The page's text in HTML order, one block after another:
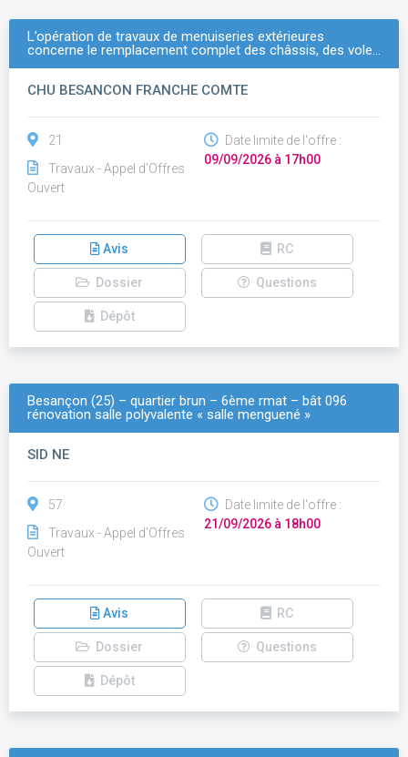
L’opération de travaux de menuiseries extérieures
concerne le remplacement complet des châssis, des vole…
CHU BESANCON FRANCHE COMTE
21
Travaux - Appel d'Offres
Ouvert
Date limite de l'offre :
09/09/2026 à 17h00
Avis RC
Dossier Questions
Dépôt
Besançon (25) – quartier brun – 6ème rmat – bât 096
rénovation salle polyvalente « salle menguené »
SID NE
57
Travaux - Appel d'Offres
Ouvert
Date limite de l'offre :
21/09/2026 à 18h00
Avis RC
Dossier Questions
Dépôt